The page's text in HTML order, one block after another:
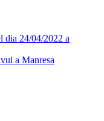
dia 24/04/2022 a
a Manresa